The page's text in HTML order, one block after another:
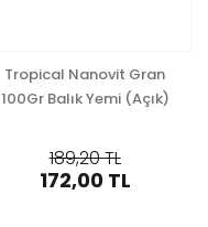
Tropical Nanovit Gran
100Gr Balık Yemi (Açık)
189,20 TL
172,00 TL